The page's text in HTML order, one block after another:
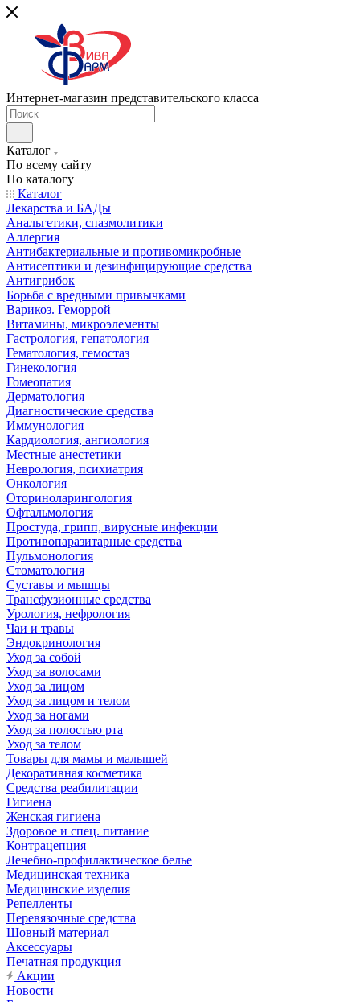
Интернет-магазин представительского класса
Каталог
По всему сайту
По каталогу
Каталог
Лекарства и БАДы
Анальгетики, спазмолитики
Аллергия
Антибактериальные и противомикробные
Антисептики и дезинфицирующие средства
Антигрибок
Борьба с вредными привычками
Варикоз. Геморрой
Витамины, микроэлементы
Гастрология, гепатология
Гематология, гемостаз
Гинекология
Гомеопатия
Дерматология
Диагностические средства
Иммунология
Кардиология, ангиология
Местные анестетики
Неврология, психиатрия
Онкология
Оториноларингология
Офтальмология
Простуда, грипп, вирусные инфекции
Противопаразитарные средства
Пульмонология
Стоматология
Суставы и мышцы
Трансфузионные средства
Урология, нефрология
Чаи и травы
Эндокринология
Уход за собой
Уход за волосами
Уход за лицом
Уход за лицом и телом
Уход за ногами
Уход за полостью рта
Уход за телом
Товары для мамы и малышей
Декоративная косметика
Средства реабилитации
Гигиена
Женская гигиена
Здоровое и спец. питание
Контрацепция
Лечебно-профилактическое белье
Медицинская техника
Медицинские изделия
Репелленты
Перевязочные средства
Шовный материал
Аксессуары
Печатная продукция
Акции
Новости